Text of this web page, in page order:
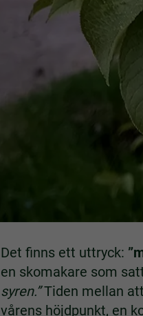
Det finns ett uttryck:
en skomakare som
syren.”Tiden mellan
vårens höjdpunkt, en